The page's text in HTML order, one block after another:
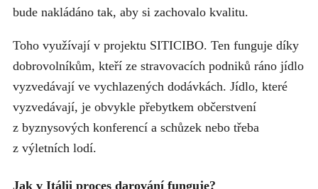
bude nakládáno tak, aby si zachovalo kvalitu.
Toho využívají v projektu SITICIBO. Ten funguje díky
dobrovolníkům, kteří ze stravovacích podniků ráno jídlo
vyzvedávají ve vychlazených dodávkách. Jídlo, které
vyzvedávají, je obvykle přebytkem občerstvení
z byznysových konferencí a schůzek nebo třeba
z výletních lodí.
Jak v Itálii proces darování funguje?